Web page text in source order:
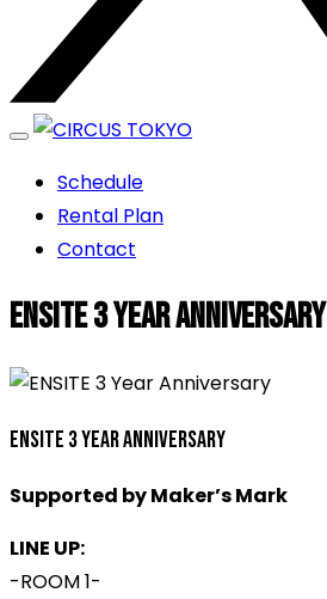
CIRCUS TOKYO
エンターテイメントスペース
Schedule
Rental Plan
Contact
ENSITE 3 Year Anniversary
ENSITE 3 Year Anniversary
Supported by Maker’s Mark
LINE UP:
-ROOM 1-